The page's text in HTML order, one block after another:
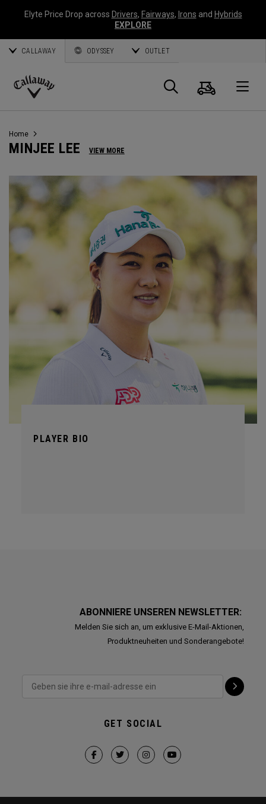
Elyte Price Drop across Drivers, Fairways, Irons and Hybrids
EXPLORE
CALLAWAY ODYSSEY OUTLET
Callaway
Suche
Home
MINJEE LEE VIEW MORE
PLAYER BIO
ABONNIERE UNSEREN NEWSLETTER:
Melden Sie sich an, um exklusive E-Mail-Aktionen,
Produktneuheiten und Sonderangebote!
GET SOCIAL